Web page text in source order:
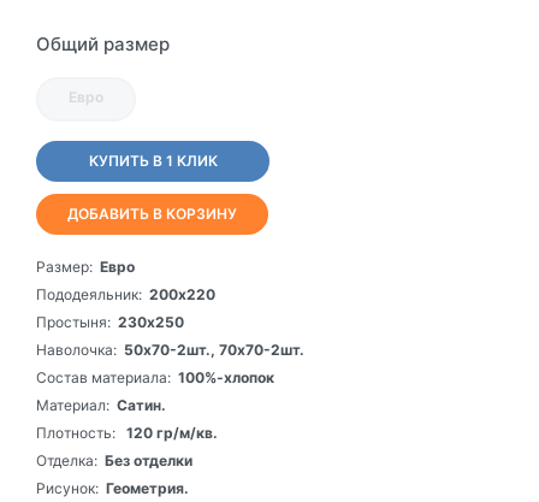
Общий размер
Евро
КУПИТЬ В 1 КЛИК
ДОБАВИТЬ В КОРЗИНУ
Размер: Евро
Пододеяльник: 200х220
Простыня: 230х250
Наволочка: 50х70-2шт., 70х70-2шт.
Состав материала: 100%-хлопок
Материал: Сатин.
Плотность: 120 гр/м/кв.
Отделка: Без отделки
Рисунок: Геометрия.